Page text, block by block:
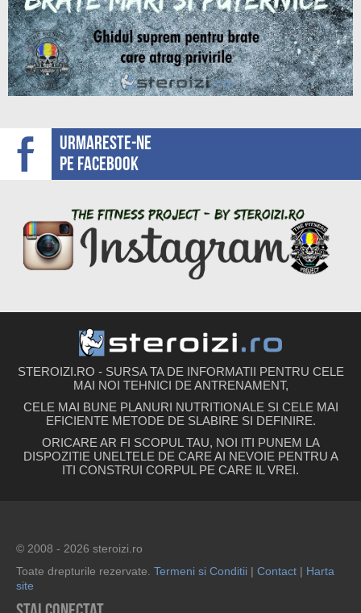
Urmareste-ne
pe facebook
STEROIZI.RO - SURSA TA DE INFORMATII PENTRU CELE
MAI NOI TEHNICI DE ANTRENAMENT,
CELE MAI BUNE PLANURI NUTRITIONALE SI CELE MAI
EFICIENTE METODE DE SLABIRE SI DEFINIRE.
ORICARE AR FI SCOPUL TAU, NOI ITI PUNEM LA
DISPOZITIE UNELTELE DE CARE AI NEVOIE PENTRU A
ITI CONSTRUI CORPUL PE CARE IL VREI.
© 2008 - 2026 steroizi.ro
Toate drepturile rezervate. Termeni si Conditii | Contact | Harta
site